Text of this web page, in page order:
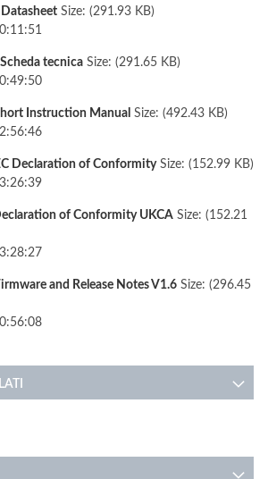
Size: (291.93 KB)
tecnica Size: (291.65 KB)
Instruction Manual Size: (492.43 KB)
Declaration of ConformitySize: (152.99 KB)
of Conformity UKCA Size: (152.21
and Release Notes V1.6 Size: (296.45